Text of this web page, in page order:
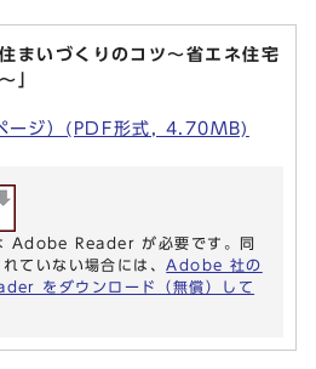
まいづくりのコツ～省エネ住宅
」
ジ）(PDF形式, 4.70MB)
Adobe Reader が必要です。同
ていない場合には、 Adobe 社の
をダウンロード（無償）して